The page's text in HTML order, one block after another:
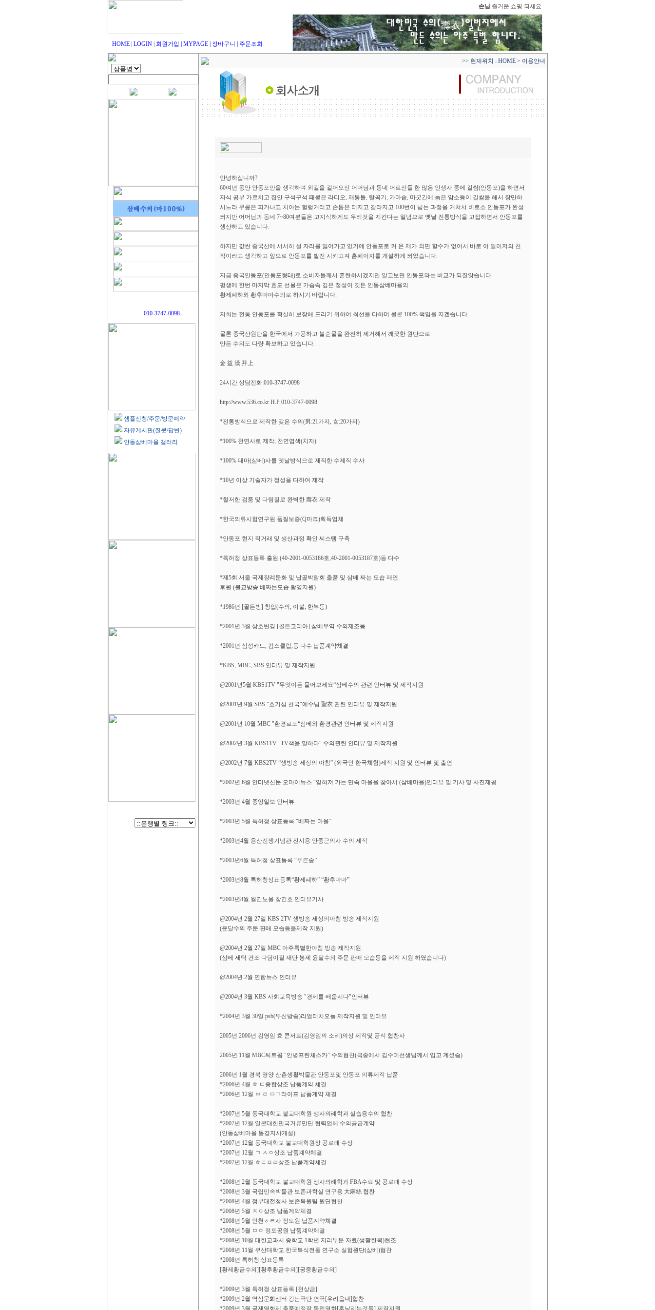
손님 즐거운 쇼핑 되세요.
HOME| LOGIN| 회원가입 MYPAGE| 장바구니 주문조회
010-3747-0098
샘플신청/주문/방문예약
자유게시판(질문/답변)
안동삼베마을 갤러리
>> 현재위치 : HOME> 이용안내
안녕하십니까?
60여년 동안 안동포만을 생각하며 외길을 걸어오신 어머님과 동네 어르신들 한 많은 인생사 중에 길쌈(안동포)을 하면서
자식 공부 가르치고 집안 구석구석 때묻은 라디오, 재봉틀, 탈곡기, 가마솥, 마굿간에 늙은 암소등이 길쌈을 해서 장만하
시느라 무릎은 피가나고 치아는 헐렁거리고 손톱은 터지고 갈라지고 100번이 넘는 과정을 거쳐서 비로소 안동포가 완성
되지만 어머님과 동네 7~80여분들은 고지식하게도 우리것을 지킨다는 일념으로 옛날 전통방식을 고집하면서 안동포를
생산하고 있습니다.
하지만 값싼 중국산에 서서히 설 자리를 잃어가고 있기에 안동포로 커 온 제가 외면 할수가 없어서 바로 이 일이저의 천
직이라고 생각하고 앞으로 안동포를 발전 시키고져 홈페이지를 개설하게 되었습니다.
지금 중국안동포(안동포형태)로 소비자들께서 혼란하시겠지만 알고보면 안동포와는 비교가 되질않습니다.
평생에 한번 마지막 효도 선물은 가슴속 깊은 정성이 깃든 안동삼베마을의
황제폐하와 황후마마수의로 하시기 바랍니다.
저희는 전통 안동포를 확실히 보장해 드리기 위하여 최선을 다하며 물론 100% 책임을 지겠습니다.
물론 중국산원단을 한국에서 가공하고 불순물을 완전히 제거해서 깨끗한 원단으로
만든 수의도 다량 확보하고 있습니다.
金 益 漢 拜上
24시간 상담전화:010-3747-0098
http://www.536.co.kr H.P 010-3747-0098
*전통방식으로 제작한 갖은 수의(男:21가지, 女:20가지)
*100% 천연사로 제작, 천연염색(치자)
*100% 대마(삼베)사를 옛날방식으로 제직한 수제직 수사
*10년 이상 기술자가 정성을 다하여 제작
*철저한 검품 및 다림질로 완벽한 壽衣 제작
*한국의류시험연구원 품질보증(Q마크)획득업체
*안동포 현지 직거래 및 생산과정 확인 씨스템 구축
*특허청 상표등록 출원 (40-2001-0053186호,40-2001-0053187호)등 다수
*제5회 서울 국제장례문화 및 납골박람회 출품 및 삼베 짜는 모습 재연
후원 (불교방송 베짜는모습 촬영지원)
*1986년 [골든방] 창업(수의, 이불, 한복등)
*2001년 3월 상호변경 [골든코리아] 삼베무역 수의제조등
*2001년 삼성카드, 킴스클럽,등 다수 납품계약체결
*KBS, MBC, SBS 인터뷰 및 제작지원
@2001년5월 KBS1TV "무엇이든 물어보세요“삼베수의 관련 인터뷰 및 제작지원
@2001년 9월 SBS "호기심 천국“예수님 聖衣 관련 인터뷰 및 제작지원
@2001년 10월 MBC "환경르포“삼베와 환경관련 인터뷰 및 제작지원
@2002년 3월 KBS1TV "TV책을 말하다“ 수의관련 인터뷰 및 제작지원
@2002년 7월 KBS2TV “생방송 세상의 아침” (외국인 한국체험)제작 지원 및 인터뷰 및 출연
*2002년 6월 인터넷신문 오마이뉴스 “잊혀져 가는 민속 마을을 찾아서 (삼베마을)인터뷰 및 기사 및 사진제공
*2003년 4월 중앙일보 인터뷰
*2003년 5월 특허청 상표등록 “베짜는 마을”
*2003년4월 용산전쟁기념관 전시용 안중근의사 수의 제작
*2003년6월 특허청 상표등록 “푸른숲”
*2003년8월 특허청상표등록“황제폐하” “황후마마”
*2003년8월 월간노을 창간호 인터뷰기사
@2004년 2월 27일 KBS 2TV 생방송 세상의아침 방송 제작지원
(윤달수의 주문 판매 모습등을제작 지원)
@2004년 2월 27일 MBC 아주특별한아침 방송 제작지원
(삼베 세탁 건조 다딤이질 재단 봉제 윤달수의 주문 판매 모습등을 제작 지원 하였습니다)
@2004년 2월 연합뉴스 인터뷰
@2004년 3월 KBS 사회교육방송 "경제를 배웁시다"인터뷰
*2004년 3월 30일 psb(부산방송)리얼터치오늘 제작지원 및 인터뷰
2005년 2006년 김영임 효 콘서트(김영임의 소리)의상 제작및 공식 협찬사
2005년 11월 MBC씨트콤 "안녕프란체스카" 수의협찬(극중에서 김수미선생님께서 입고 계셨슴)
2006년 1월 경북 영양 산촌생활박물관 안동포및 안동포 의류제작 납품
*2006년 4월 ㅎ ㄷ종합상조 납품계약 체결
*2006년 12월 ㅂ ㄹ ㅁㄱ라이프 납품계약 체결
*2007년 5월 동국대학교 불교대학원 생사의례학과 실습용수의 협찬
*2007년 12월 일본대한민국거류민단 협력업체 수의공급계약
(안동삼베마을 동경지사개설)
*2007년 12월 동국대학교 불교대학원장 공로패 수상
*2007년 12월 ㄱ ㅅㅇ상조 납품계약체결
*2007년 12월 ㅎㄷㅍㄹ상조 납품계약체결
*2008년 2월 동국대학교 불교대학원 생사의례학과 FBA수료 및 공로패 수상
*2008년 3월 국립민속박물관 보존과학실 연구용 大麻絲 협찬
*2008년 4월 정부대전청사 보존복원팀 원단협찬
*2008년 5월 ㅈㅇ상조 납품계약체결
*2008년 5월 인천ㅎㄹ사 정토원 납품계약체결
*2008년 5월 ㅁㅇ 정토공원 납품계약체결
*2008년 10월 대한교과서 중학교 1학년 지리부분 자료(생활한복)협조
*2008년 11월 부산대학교 한국복식전통 연구소 실험원단(삼베)협찬
*2008년 특허청 상표등록
[황제황금수의][황후황금수의][궁중황금수의]
*2009년 3월 특허청 상표등록 [천상금]
*2009년 2월 역삼문화센터 강남극단 연극[우리읍내]협찬
*2009년 3월 국제영화제 출품예정작 독립영화[흣날리는것들] 제작지원